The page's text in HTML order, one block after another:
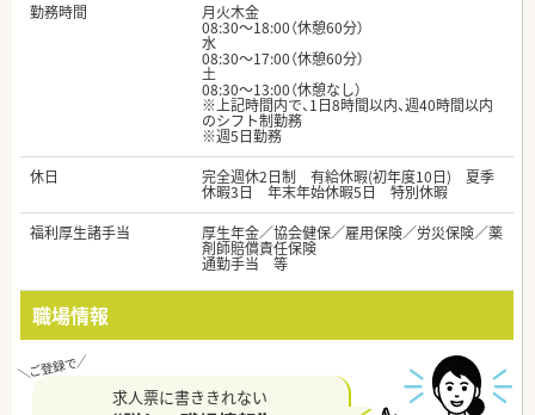
勤務時間
月火木金
08:30～18:00（休憩60分）
水
08:30～17:00（休憩60分）
土
08:30～13:00（休憩なし）
※上記時間内で、1日8時間以内、週40時間以内
のシフト制勤務
※週5日勤務
休日
完全週休2日制 有給休暇(初年度10日) 夏季
休暇3日 年末年始休暇5日 特別休暇
福利厚生諸手当
厚生年金／協会健保／雇用保険／労災保険／薬
剤師賠償責任保険
通勤手当 等
職場情報
求人票に書ききれない